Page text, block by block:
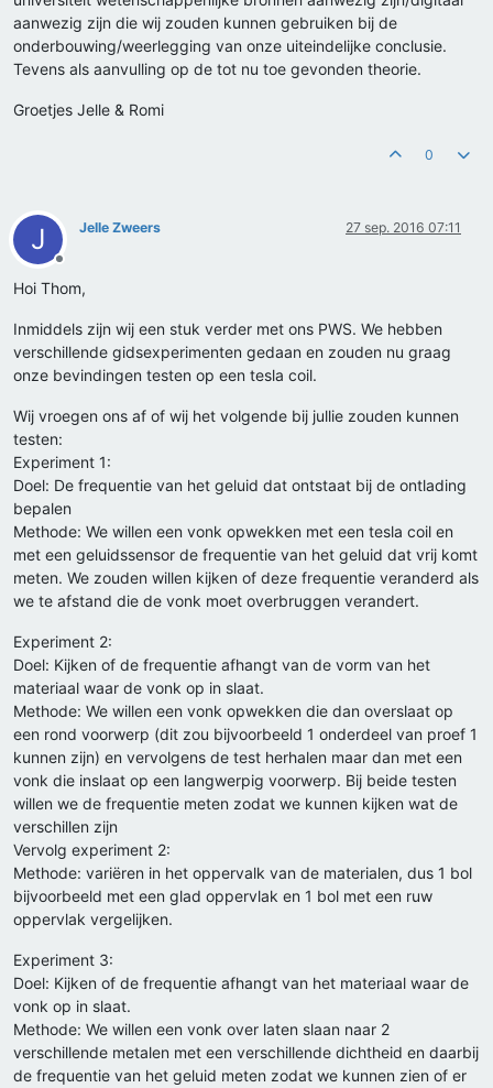
aanwezig zijn die wij zouden kunnen gebruiken bij de
onderbouwing/weerlegging van onze uiteindelijke conclusie.
Tevens als aanvulling op de tot nu toe gevonden theorie.
Groetjes Jelle & Romi
0
J
Offline
Jelle Zweers 27 sep. 2016 07:11
Hoi Thom,
Inmiddels zijn wij een stuk verder met ons PWS. We hebben
verschillende gidsexperimenten gedaan en zouden nu graag
onze bevindingen testen op een tesla coil.
Wij vroegen ons af of wij het volgende bij jullie zouden kunnen
testen:
Experiment 1:
Doel: De frequentie van het geluid dat ontstaat bij de ontlading
bepalen
Methode: We willen een vonk opwekken met een tesla coil en
met een geluidssensor de frequentie van het geluid dat vrij komt
meten. We zouden willen kijken of deze frequentie veranderd als
we te afstand die de vonk moet overbruggen verandert.
Experiment 2:
Doel: Kijken of de frequentie afhangt van de vorm van het
materiaal waar de vonk op in slaat.
Methode: We willen een vonk opwekken die dan overslaat op
een rond voorwerp (dit zou bijvoorbeeld 1 onderdeel van proef 1
kunnen zijn) en vervolgens de test herhalen maar dan met een
vonk die inslaat op een langwerpig voorwerp. Bij beide testen
willen we de frequentie meten zodat we kunnen kijken wat de
verschillen zijn
Vervolg experiment 2:
Methode: variëren in het oppervalk van de materialen, dus 1 bol
bijvoorbeeld met een glad oppervlak en 1 bol met een ruw
oppervlak vergelijken.
Experiment 3:
Doel: Kijken of de frequentie afhangt van het materiaal waar de
vonk op in slaat.
Methode: We willen een vonk over laten slaan naar 2
verschillende metalen met een verschillende dichtheid en daarbij
de frequentie van het geluid meten zodat we kunnen zien of er